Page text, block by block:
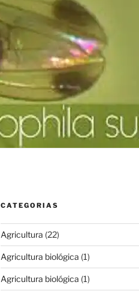
CATEGORIAS
Agricultura (22)
Agricultura biológica (1)
Agricultura biológica (1)